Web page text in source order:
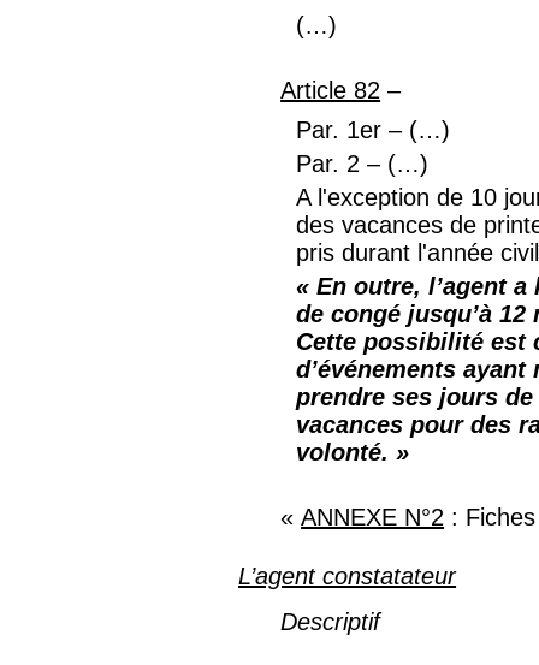
(…)
Article 82 –
Par. 1er – (…)
Par. 2 – (…)
A l'exception de 10
des vacances de
pris durant l'année
« En outre, l’agent
de congé jusqu’à
Cette possibilité est
d’événements
prendre ses jours de
vacances pour des
volonté. »
«ANNEXE N°2 :
L’agent constatateur
Descriptif